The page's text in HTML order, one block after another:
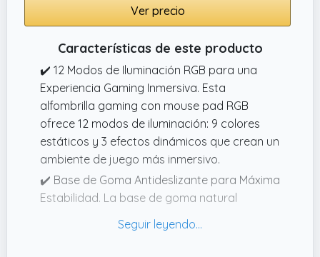
Ver precio
Características de este producto
✔️ 12 Modos de Iluminación RGB para una
Experiencia Gaming Inmersiva. Esta
alfombrilla gaming con mouse pad RGB
ofrece 12 modos de iluminación: 9 colores
estáticos y 3 efectos dinámicos que crean un
ambiente de juego más inmersivo.
✔️ Base de Goma Antideslizante para Máxima
Estabilidad. La base de goma natural
firmemente en su lugar incluso durante